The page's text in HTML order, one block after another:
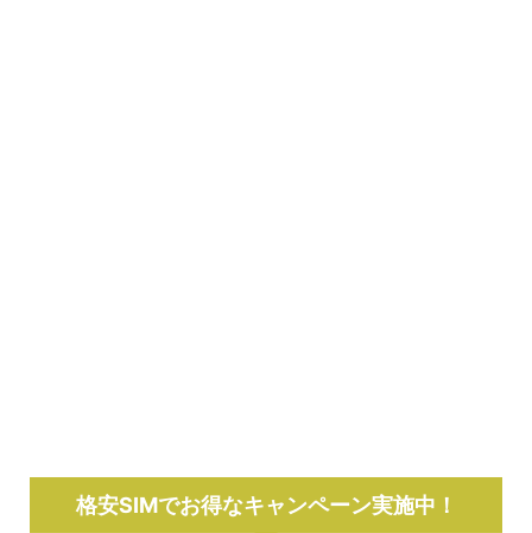
格安SIMでお得なキャンペーン実施中！